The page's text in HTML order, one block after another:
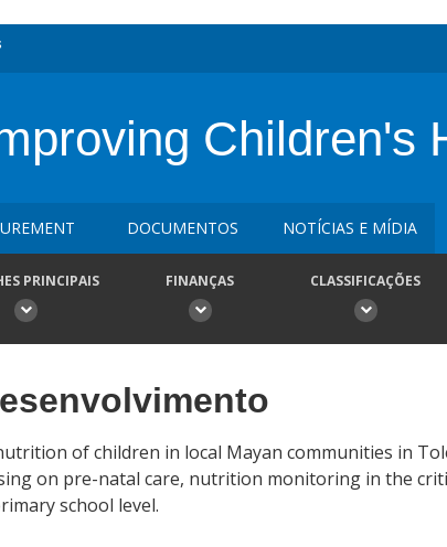
Children's
DOCUMENTOS NOTÍCIAS E MÍDIA
PRINCIPAIS FINANÇAS CLASSIFICAÇÕES
of children in local Mayan communities in
on pre-natal care, nutrition monitoring in the
school level.